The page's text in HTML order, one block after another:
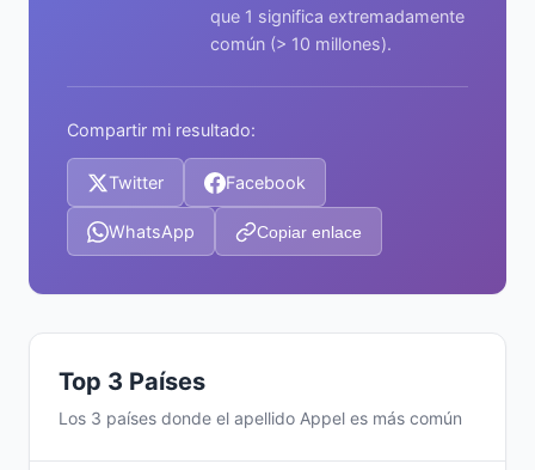
que 1 significa extremadamente
común (> 10 millones).
Compartir mi resultado:
Twitter Facebook
WhatsApp Copiar enlace
Top 3 Países
Los 3 países donde el apellido Appel es más común